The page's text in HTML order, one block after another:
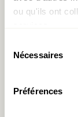
ou qu'ils ont
Nécessaires
Préférences
© 2026 Fondation